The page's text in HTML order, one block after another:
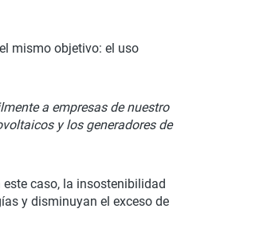
mismo objetivo: el uso
a empresas de nuestro
y los generadores de
caso, la insostenibilidad
y disminuyan el exceso de